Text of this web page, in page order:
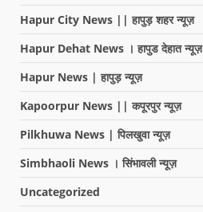
Hapur City News || हापुड़ शहर न्यूज़
Hapur Dehat News । हापुड देहात न्यूज़
Hapur News | हापुड़ न्यूज़
Kapoorpur News || कपूरपुर न्यूज़
Pilkhuwa News | पिलखुवा न्यूज़
Simbhaoli News । सिंभावली न्यूज़
Uncategorized